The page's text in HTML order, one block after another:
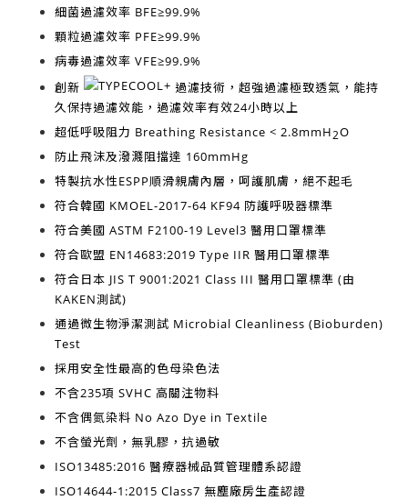
細菌過濾效率 BFE≥99.9%
顆粒過濾效率 PFE≥99.9%
病毒過濾效率 VFE≥99.9%
創新
過濾技術，超強過濾極致透氣，能持
久保持過濾效能，過濾效率有效24小時以上
超低呼吸阻力 Breathing Resistance < 2.8mmH2O
防止飛沫及潑濺阻擋達 160mmHg
特製抗水性ESPP順滑親膚內層，呵護肌膚，絕不起毛
符合韓國 KMOEL-2017-64 KF94 防護呼吸器標準
符合美國 ASTM F2100-19 Level3 醫用口罩標準
符合歐盟 EN14683:2019 Type IIR 醫用口罩標準
符合日本 JIS T 9001:2021 Class III 醫用口罩標準 (由
KAKEN測試)
通過微生物淨潔測試 Microbial Cleanliness (Bioburden)
Test
採用安全性最高的色母染色法
不含235項 SVHC 高關注物料
不含偶氮染料 No Azo Dye in Textile
不含螢光劑，無乳膠，抗過敏
ISO13485:2016 醫療器械品質管理體系認證
ISO14644-1:2015 Class7 無塵廠房生產認證